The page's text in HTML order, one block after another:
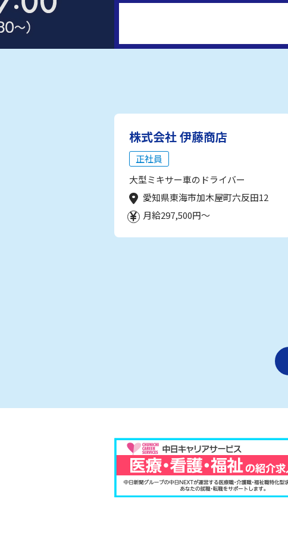
株式会社 伊藤商店
正社員
大型ミキサー車のドライバー
愛知県東海市加木屋町六反田12
月給297,500円～